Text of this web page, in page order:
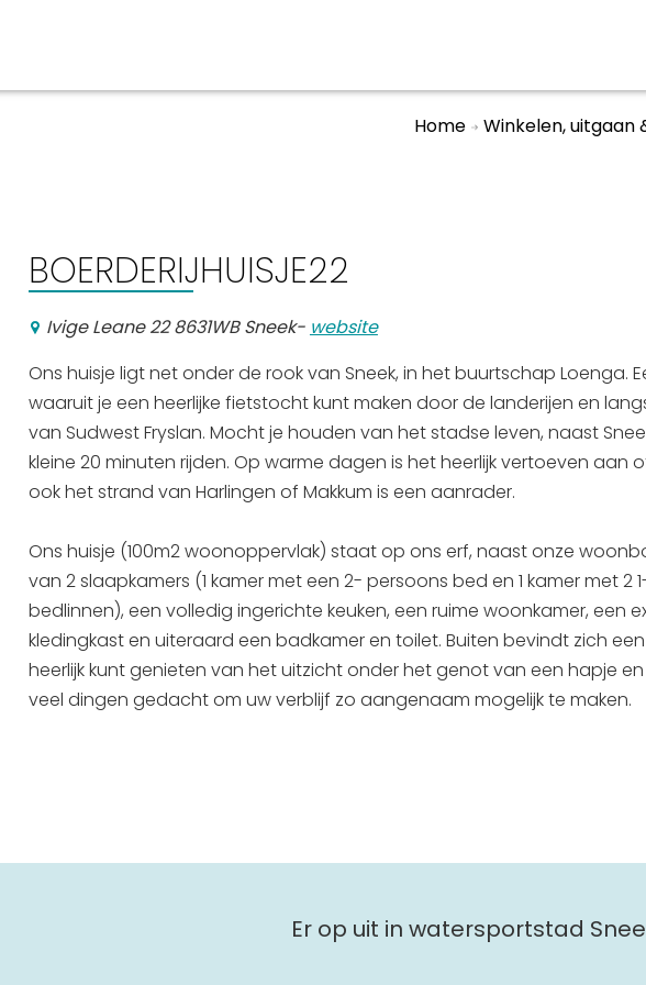
Jouw Sneek
De Friese meren
De
Home Winkelen, uitgaan
BOERDERIJHUISJE22
Ivige Leane 22 8631WB Sneek- website
Ons huisje ligt net onder de rook van Sneek, in het buurtschap Loenga.
waaruit je een heerlijke fietstocht kunt maken door de landerijen en
van Sudwest Fryslan. Mocht je houden van het stadse leven, naast
kleine 20 minuten rijden. Op warme dagen is het heerlijk vertoeven aan
ook het strand van Harlingen of Makkum is een aanrader.
Ons huisje (100m2 woonoppervlak) staat op ons erf, naast onze
van 2 slaapkamers (1 kamer met een 2- persoons bed en 1 kamer met 2
bedlinnen), een volledig ingerichte keuken, een ruime woonkamer, een
kledingkast en uiteraard een badkamer en toilet. Buiten bevindt zich
heerlijk kunt genieten van het uitzicht onder het genot van een hapje
veel dingen gedacht om uw verblijf zo aangenaam mogelijk te maken.
Er op uit in watersportstad